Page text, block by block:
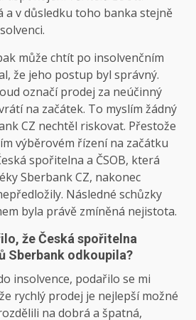
a v důsledku toho banka stejně
může chtít po insolvenčním
že jeho postup byl správný.
označí prodej za neúčinný
na začátek. To myslím žádný
CZ nechtěl riskovat. Přestože
výběrovém řízení na začátku
spořitelna a ČSOB, která
Sberbank CZ, nakonec
Následné schůzky
byla právě zmíněná nejistota.
že Česká spořitelna
Sberbank odkoupila?
insolvence, podařilo se mi
rychlý prodej je nejlepší možné
na dobrá a špatná,